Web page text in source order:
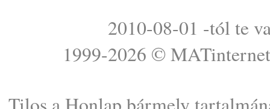
2010-08-01 -tól te
1999-2026 © MATinternet